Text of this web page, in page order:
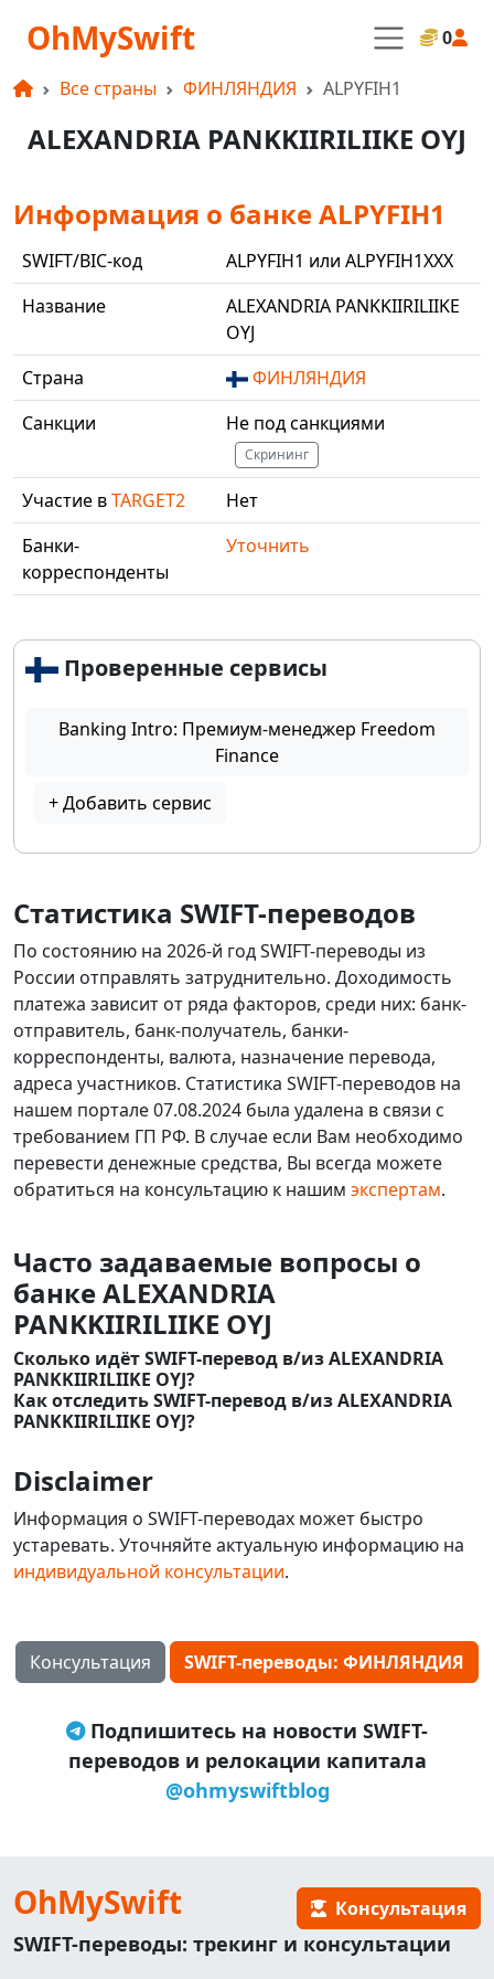
OhMySwift 0
Все страны ФИНЛЯНДИЯ ALPYFIH1
ALEXANDRIA PANKKIIRILIIKE OYJ
Информация о банке ALPYFIH1
SWIFT/BIC-код
ALPYFIH1 или ALPYFIH1XXX
Название
ALEXANDRIA PANKKIIRILIIKE
OYJ
Страна
ФИНЛЯНДИЯ
Санкции
Не под санкциями
Скрининг
Участие вTARGET2
Нет
Банки-
корреспонденты
Уточнить
Проверенные сервисы
Banking Intro: Премиум-менеджер Freedom
Finance
+ Добавить сервис
Статистика SWIFT-переводов
По состоянию на 2026-й год SWIFT-переводы из
России отправлять затруднительно. Доходимость
платежа зависит от ряда факторов, среди них: банк-
отправитель, банк-получатель, банки-
корреспонденты, валюта, назначение перевода,
адреса участников. Статистика SWIFT-переводов на
нашем портале 07.08.2024 была удалена в связи с
требованием ГП РФ. В случае если Вам необходимо
перевести денежные средства, Вы всегда можете
обратиться на консультацию к нашим экспертам.
Часто задаваемые вопросы о
банке ALEXANDRIA
PANKKIIRILIIKE OYJ
Сколько идёт SWIFT-перевод в/из ALEXANDRIA
PANKKIIRILIIKE OYJ?
Как отследить SWIFT-перевод в/из ALEXANDRIA
PANKKIIRILIIKE OYJ?
Disclaimer
Информация о SWIFT-переводах может быстро
устаревать. Уточняйте актуальную информацию на
индивидуальной консультации.
Консультация SWIFT-переводы: ФИНЛЯНДИЯ
Подпишитесь на новости SWIFT-
переводов и релокации капитала
@ohmyswiftblog
OhMySwift Консультация
SWIFT-переводы: трекинг и консультации